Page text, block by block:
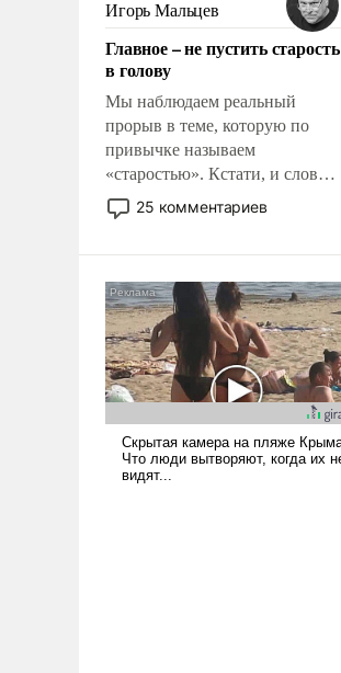
продемонстрировать, что
Украина вступила в
вооруженное противостояние
с Ираном.
Игорь Мальцев
Главное – не пустить старость
в голову
Мы наблюдаем реальный
прорыв в теме, которую по
привычке называем
«старостью». Кстати, и слово-
то это уже стараются не
использовать – так же, как
что оно уже несет негативные
коннотации.
25 комментариев